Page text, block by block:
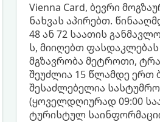
Vienna Card, ბევრი
ნახვას აპირებთ.
48 ან 72 საათის
ს, მიიღებთ
მგზავრობა მეტროთი,
შეუძლია 15 წლამდე ერთ
შესაძლებელია
(ყოველდღიურად 09:00
ტურისტულ